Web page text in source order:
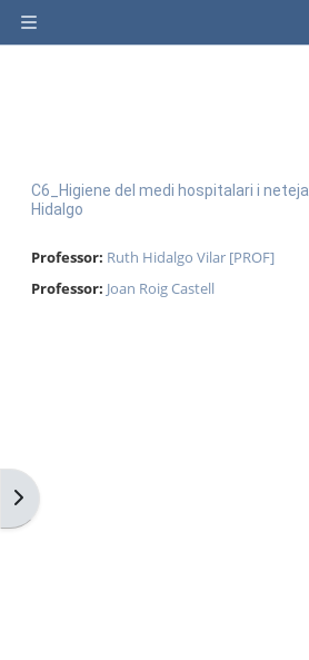
Panell lateral
Obre el calaix de blocs
C6_Higiene del medi hospitalari i
Hidalgo
Professor: Ruth Hidalgo Vilar [PROF]
Professor: Joan Roig Castell